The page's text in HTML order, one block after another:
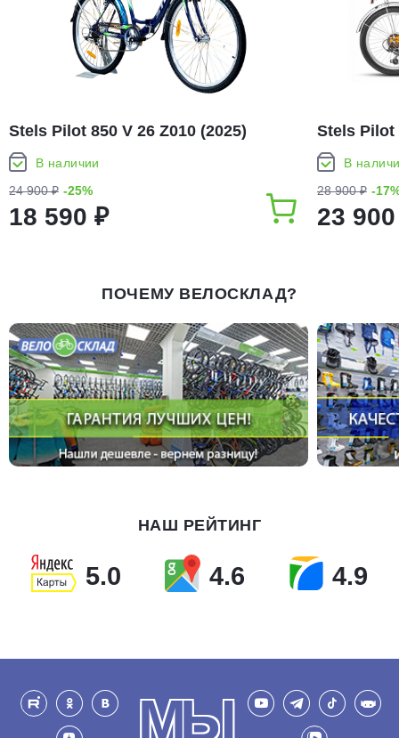
Stels Pilot 850 V 26 Z010 (2025)
В наличии
24 900 ₽ -25%
18 590 ₽
Stels Pilot
В
28 900 ₽ -
23
ПОЧЕМУ ВЕЛОСКЛАД?
НАШ РЕЙТИНГ
5.0 4.6 4.9
МЫ